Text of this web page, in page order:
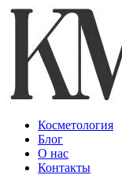
Косметология
Блог
О нас
Контакты